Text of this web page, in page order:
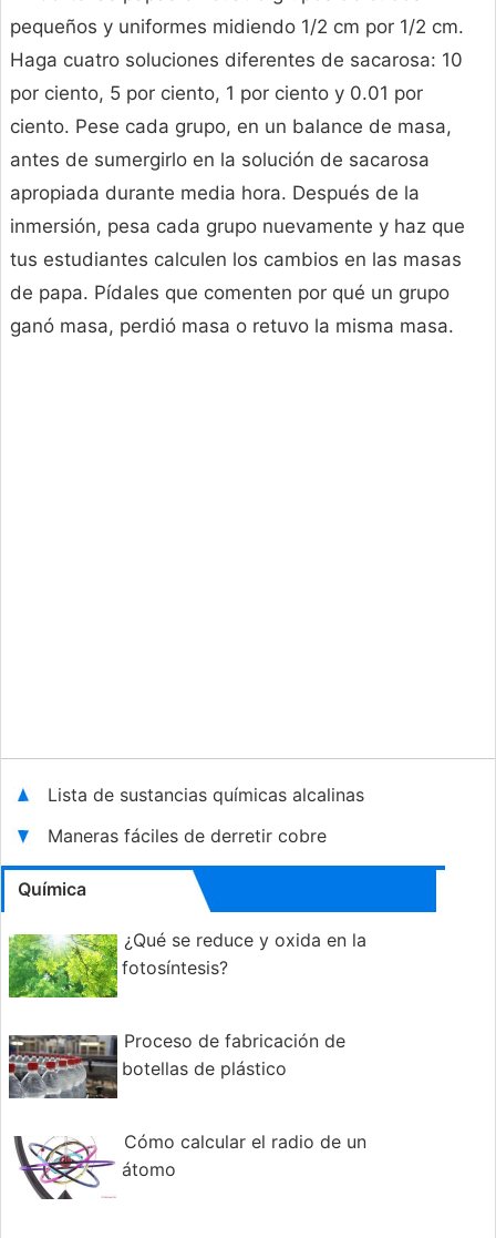
pequeños y uniformes midiendo 1/2 cm por 1/2 cm.
Haga cuatro soluciones diferentes de sacarosa: 10
por ciento, 5 por ciento, 1 por ciento y 0.01 por
ciento. Pese cada grupo, en un balance de masa,
antes de sumergirlo en la solución de sacarosa
apropiada durante media hora. Después de la
inmersión, pesa cada grupo nuevamente y haz que
tus estudiantes calculen los cambios en las masas
de papa. Pídales que comenten por qué un grupo
ganó masa, perdió masa o retuvo la misma masa.
Lista de sustancias químicas alcalinas
Maneras fáciles de derretir cobre
Química
¿Qué se reduce y oxida en la
fotosíntesis?
Proceso de fabricación de
botellas de plástico
Cómo calcular el radio de un
átomo